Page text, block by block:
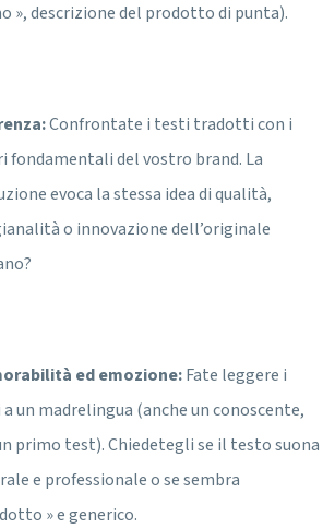
», descrizione del prodotto di punta).
Confrontate i testi tradotti con i
fondamentali del vostro brand. La
evoca la stessa idea di qualità,
o innovazione dell’originale
ed emozione:Fate leggere i
un madrelingua (anche un conoscente,
primo test). Chiedetegli se il testo suona
e professionale o se sembra
» e generico.